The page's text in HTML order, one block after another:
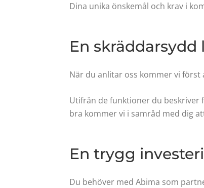
Dina unika önskemål och krav i
En
När du anlitar oss kommer vi
Utifrån de funktioner du beskriver
bra kommer vi i samråd med dig
En trygg
Du behöver med Abima som